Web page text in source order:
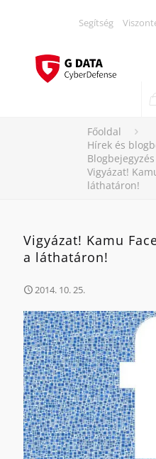
Segítség
Főoldal
Hírek és
Blogbejegyzés
Vigyázat!
láthatáron!
Vigyázat! Kamu
a láthatáron!
2014. 10. 25.